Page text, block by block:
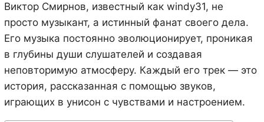
Виктор Смирнов, известный как windy31, не
просто музыкант, а истинный фанат своего дела.
Его музыка постоянно эволюционирует, проникая
в глубины души слушателей и создавая
неповторимую атмосферу. Каждый его трек — это
история, рассказанная с помощью звуков,
играющих в унисон с чувствами и настроением.